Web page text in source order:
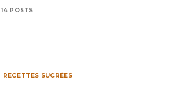
14 POSTS
RECETTES SUCRÉES